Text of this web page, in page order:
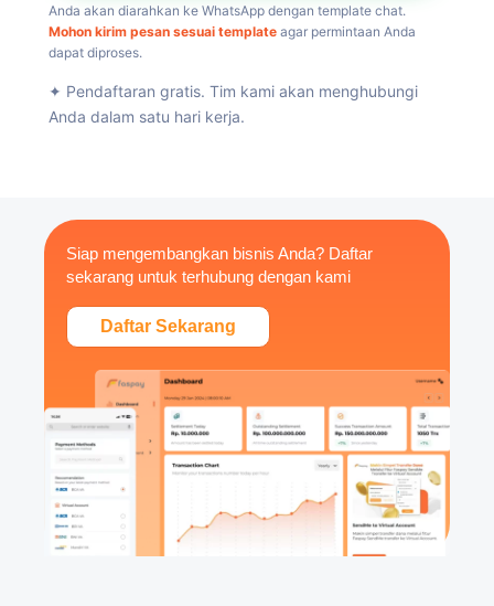
Anda akan diarahkan ke WhatsApp dengan template chat.
Mohon kirim pesan sesuai template agar permintaan Anda
dapat diproses.
✦ Pendaftaran gratis. Tim kami akan menghubungi
Anda dalam satu hari kerja.
Siap mengembangkan bisnis Anda? Daftar
sekarang untuk terhubung dengan kami
Daftar Sekarang